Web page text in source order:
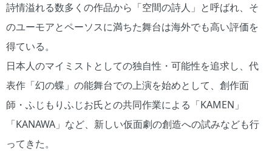
詩情溢れる数多くの作品から「空間の詩人」と呼ばれ、そ
のユーモアとペーソスに満ちた舞台は海外でも高い評価を
得ている。
日本人のマイミストとしての独自性・可能性を追求し、代
表作「幻の蝶」の能舞台での上演を始めとして、創作面
師・ふじもりふじお氏との共同作業による「KAMEN」
「KANAWA」など、新しい仮面劇の創造への試みなども行
ってきた。